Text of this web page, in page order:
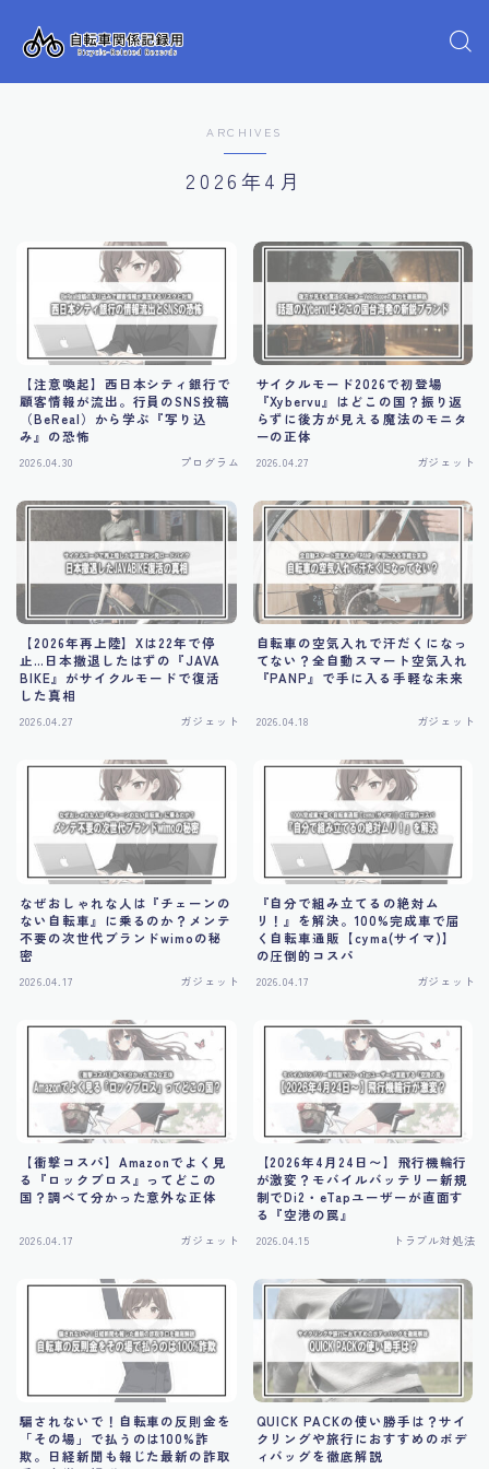
ARCHIVES
2026年4月
【注意喚起】西日本シティ銀行で
顧客情報が流出。行員のSNS投稿
（BeReal）から学ぶ『写り込
み』の恐怖
2026.04.30 プログラム
サイクルモード2026で初登場
『Xybervu』はどこの国？振り返
らずに後方が見える魔法のモニタ
ーの正体
2026.04.27 ガジェット
【2026年再上陸】Xは22年で停
止…日本撤退したはずの『JAVA
BIKE』がサイクルモードで復活
した真相
2026.04.27 ガジェット
自転車の空気入れで汗だくになっ
てない？全自動スマート空気入れ
『PANP』で手に入る手軽な未来
2026.04.18 ガジェット
なぜおしゃれな人は『チェーンの
ない自転車』に乗るのか？メンテ
不要の次世代ブランドwimoの秘
密
2026.04.17 ガジェット
『自分で組み立てるの絶対ム
リ！』を解決。100%完成車で届
く自転車通販【cyma(サイマ)】
の圧倒的コスパ
2026.04.17 ガジェット
【衝撃コスパ】Amazonでよく見
る『ロックブロス』ってどこの
国？調べて分かった意外な正体
2026.04.17 ガジェット
【2026年4月24日〜】飛行機輪行
が激変？モバイルバッテリー新規
制でDi2・eTapユーザーが直面す
る『空港の罠』
2026.04.15 トラブル対処法
騙されないで！自転車の反則金を
「その場」で払うのは100%詐
欺。日経新聞も報じた最新の詐取
QUICK PACKの使い勝手は？サイ
クリングや旅行におすすめのボデ
ィバッグを徹底解説